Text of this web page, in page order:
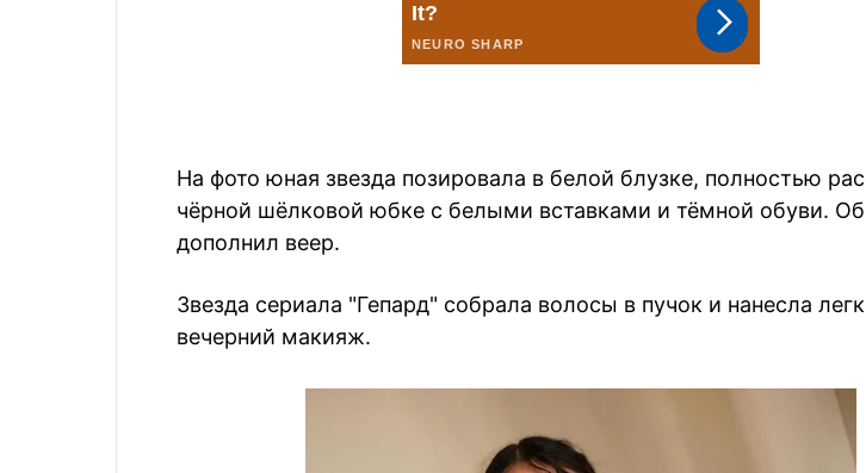
На фото юная звезда позировала в белой блузке, полностью
чёрной шёлковой юбке с белыми вставками и тёмной обуви.
дополнил веер.
Звезда сериала "Гепард" собрала волосы в пучок и нанесла
вечерний макияж.